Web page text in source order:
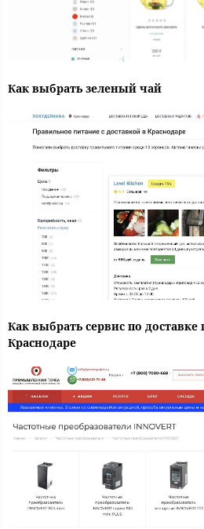
Как выбрать зеленый чай
Как выбрать сервис по
Краснодаре